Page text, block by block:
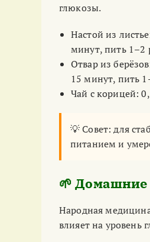
глюкозы.
Настой из
минут, пить 1–2
Отвар из
15 минут, пить
Чай с корицей:
💡 Совет: для
питанием и
🌱
Народная
влияет на уровень